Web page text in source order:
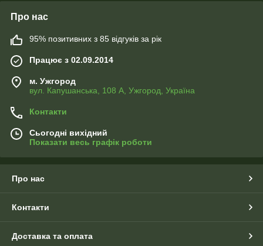
Про нас
95% позитивних з 85 відгуків за рік
Працює з 02.09.2014
м. Ужгород
вул. Капушанська, 108 А, Ужгород, Україна
Контакти
Сьогодні вихідний
Показати весь графік роботи
Про нас
Контакти
Доставка та оплата